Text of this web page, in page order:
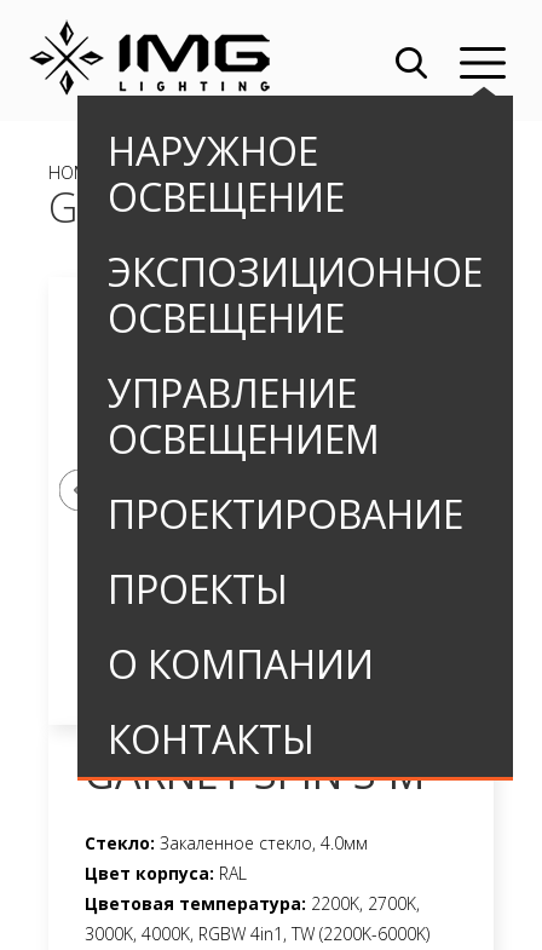
НАРУЖНОЕ
ОСВЕЩЕНИЕ
ЭКСПОЗИЦИОННОЕ
ОСВЕЩЕНИЕ
УПРАВЛЕНИЕ
ОСВЕЩЕНИЕМ
ПРОЕКТИРОВАНИЕ
ПРОЕКТЫ
О КОМПАНИИ
КОНТАКТЫ
HOME » OUTDOOR » ПРОЖЕКТОРЫ
GARNET SPIN S-M
GARNET SPIN S-M
Стекло: Закаленное стекло, 4.0мм
Цвет корпуса: RAL
Цветовая температура: 2200K, 2700K,
3000K, 4000K, RGBW 4in1, TW (2200K-6000K)